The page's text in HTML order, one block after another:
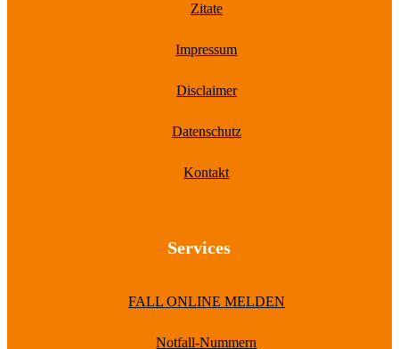
Zitate
Impressum
Disclaimer
Datenschutz
Kontakt
Services
FALL ONLINE MELDEN
Notfall-Nummern